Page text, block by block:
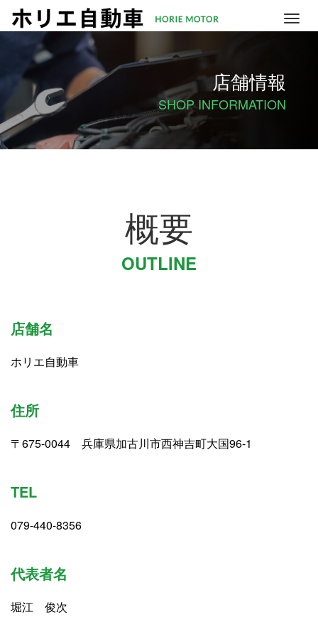
M
店舗情報
SHOP INFORMATION
概要
OUTLINE
店舗名
ホリエ自動車
住所
〒675-0044 兵庫県加古川市西神吉町大国96-1
TEL
079-440-8356
代表者名
堀江 俊次